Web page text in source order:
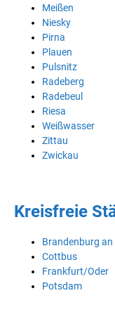
Meißen
Niesky
Pirna
Plauen
Pulsnitz
Radeberg
Radebeul
Riesa
Weißwasser
Zittau
Zwickau
Kreisfreie
Brandenburg an
Cottbus
Frankfurt/Oder
Potsdam